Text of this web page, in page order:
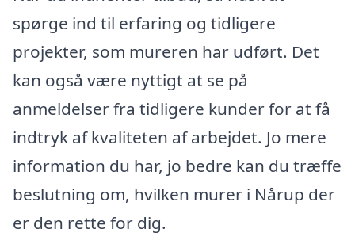
spørge ind til erfaring og tidligere
projekter, som mureren har udført. Det
kan også være nyttigt at se på
anmeldelser fra tidligere kunder for at få
indtryk af kvaliteten af arbejdet. Jo mere
information du har, jo bedre kan du træffe
beslutning om, hvilken murer i Nårup der
er den rette for dig.